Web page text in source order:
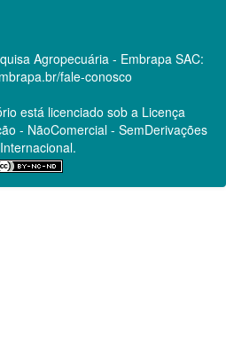
Agropecuária - Embrapa SAC:
fale-conosco
está licenciado sob a Licença
- NãoComercial - SemDerivações